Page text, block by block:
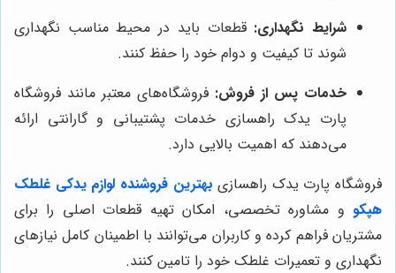
شرایط نگهداری: قطعات باید در محیط مناسب نگهداری
شوند تا کیفیت و دوام خود را حفظ کنند.
خدمات پس از فروش: فروشگاه‌های معتبر مانند فروشگاه
پارت یدک راهسازی خدمات پشتیبانی و گارانتی ارائه
می‌دهند که اهمیت بالایی دارد.
فروشگاه پارت یدک راهسازی بهترین فروشنده لوازم یدکی غلطک
هپکو و مشاوره تخصصی، امکان تهیه قطعات اصلی را برای
مشتریان فراهم کرده و کاربران می‌توانند با اطمینان کامل نیازهای
نگهداری و تعمیرات غلطک خود را تامین کنند.